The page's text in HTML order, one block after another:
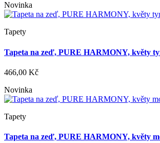
Novinka
Tapety
Tapeta na zeď, PURE HARMONY, květy
466,00 Kč
Novinka
Tapety
Tapeta na zeď, PURE HARMONY, květy